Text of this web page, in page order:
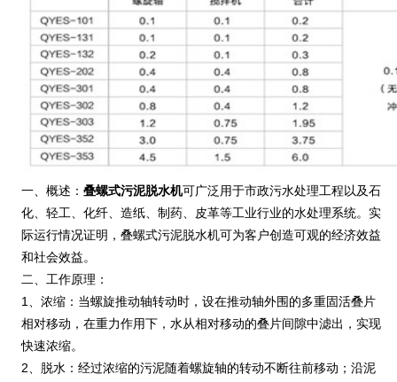
一、概述： 叠螺式污泥脱水机可广泛用于市政污水处理工程以及石
化、轻工、化纤、造纸、制药、皮革等工业行业的水处理系统。实
际运行情况证明，叠螺式污泥脱水机可为客户创造可观的经济效益
和社会效益。
二、工作原理：
1、浓缩：当螺旋推动轴转动时，设在推动轴外围的多重固活叠片
相对移动，在重力作用下，水从相对移动的叠片间隙中滤出，实现
快速浓缩。
2、脱水：经过浓缩的污泥随着螺旋轴的转动不断往前移动；沿泥